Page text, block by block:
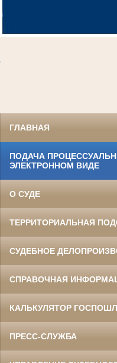
ГЛАВНАЯ
ПОДАЧА
ЭЛЕКТРОННОМ ВИДЕ
О СУДЕ
ТЕРРИТОРИАЛЬНАЯ
СУДЕБНОЕ
СПРАВОЧНАЯ
КАЛЬКУЛЯТОР
ПРЕСС-СЛУЖБА